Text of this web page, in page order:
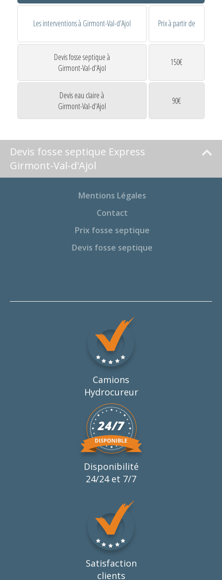
Les interventions à Girmont-Val-d'Ajol Prix à partir de
Devis fosse septique à
Girmont-Val-d'Ajol
150€
Devis eau claire à
Girmont-Val-d'Ajol
90€
Devis fosse septique Express
Girmont-Val-d'Ajol
Mentions Légales
Contact
Prix fosse septique
Devis fosse septique
Camions
Hydrocureur
Disponibilité
24/24 et 7/7
Satisfaction
clients